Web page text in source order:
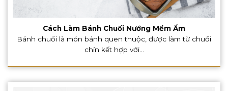
Cách Làm Bánh Chuối Nướng Mềm Ẩm
Bánh chuối là món bánh quen thuộc, được làm từ chuối
chín kết hợp với...